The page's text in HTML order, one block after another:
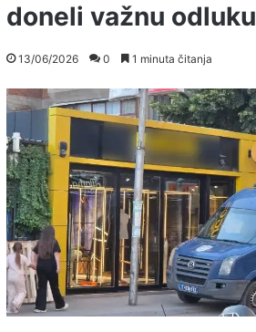
doneli važnu odluku
13/06/2026 0 1 minuta čitanja